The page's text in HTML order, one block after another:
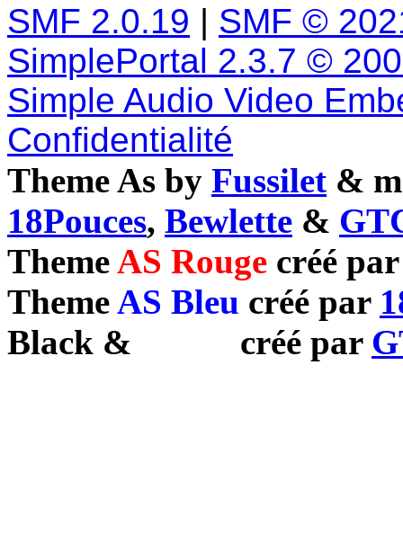
SMF 2.0.19 | SMF ©
SimplePortal 2.3.7 ©
Simple Audio Video
Confidentialité
Theme As by Fussilet &
18Pouces, Bewlette &
ThemeAS Rouge créé
ThemeAS Bleu créé par
Black & créé par